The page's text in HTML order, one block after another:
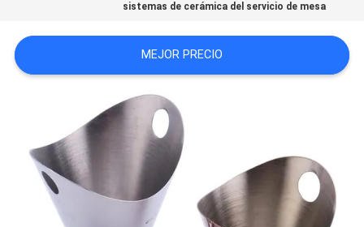
CASOS
MAPA
sistemas de cerámica del servicio de mesa
MEJOR PRECIO